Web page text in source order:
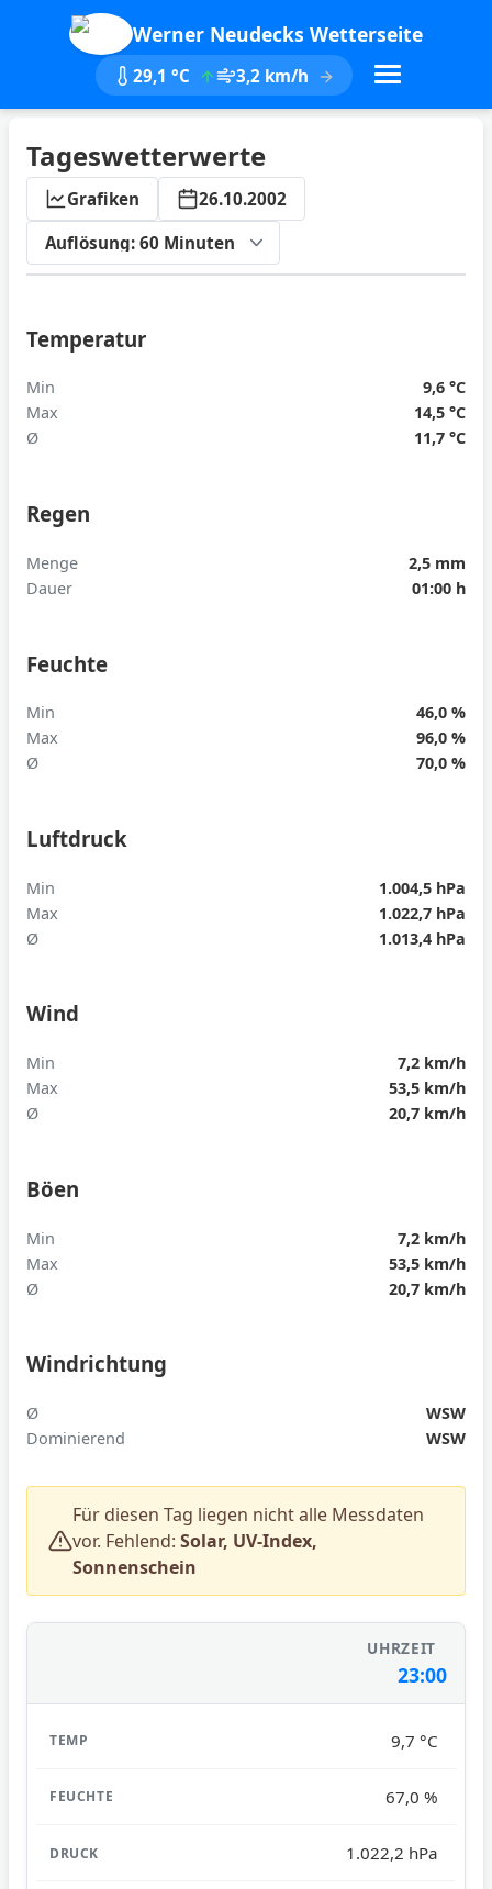
Werner Neudecks Wetterseite
29,1 °C 3,2 km/h
Tageswetterwerte
Grafiken
26.10.2002
Temperatur
Min
9,6 °C
Max
14,5 °C
Ø
11,7 °C
Regen
Menge
2,5 mm
Dauer
01:00 h
Feuchte
Min
46,0 %
Max
96,0 %
Ø
70,0 %
Luftdruck
Min
1.004,5 hPa
Max
1.022,7 hPa
Ø
1.013,4 hPa
Wind
Min
7,2 km/h
Max
53,5 km/h
Ø
20,7 km/h
Böen
Min
7,2 km/h
Max
53,5 km/h
Ø
20,7 km/h
Windrichtung
Ø
WSW
Dominierend
WSW
Für diesen Tag liegen nicht alle Messdaten
vor. Fehlend:Solar, UV-Index,
Sonnenschein
23:00
9,7 °C
67,0 %
1.022,2 hPa